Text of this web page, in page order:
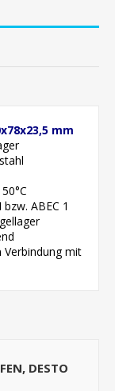
mm
ABEC 1
Verbindung mit
DESTO